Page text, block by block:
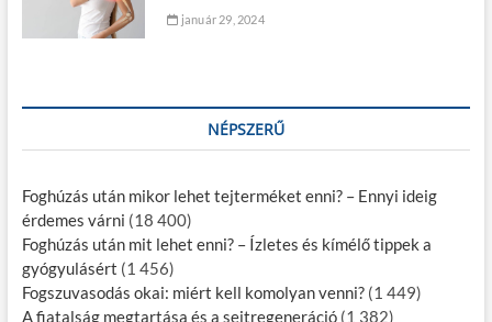
január 29, 2024
NÉPSZERŰ
Foghúzás után mikor lehet tejterméket enni? – Ennyi ideig
érdemes várni (18 400)
Foghúzás után mit lehet enni? – Ízletes és kímélő tippek a
gyógyulásért (1 456)
Fogszuvasodás okai: miért kell komolyan venni? (1 449)
A fiatalság megtartása és a sejtregeneráció (1 382)